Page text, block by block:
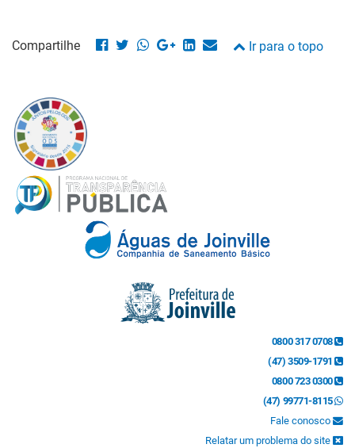
Compartilhe Ir para o topo
0800 317 0708
(47) 3509-1791
0800 723 0300
(47) 99771-8115
Fale conosco
Relatar um problema do site